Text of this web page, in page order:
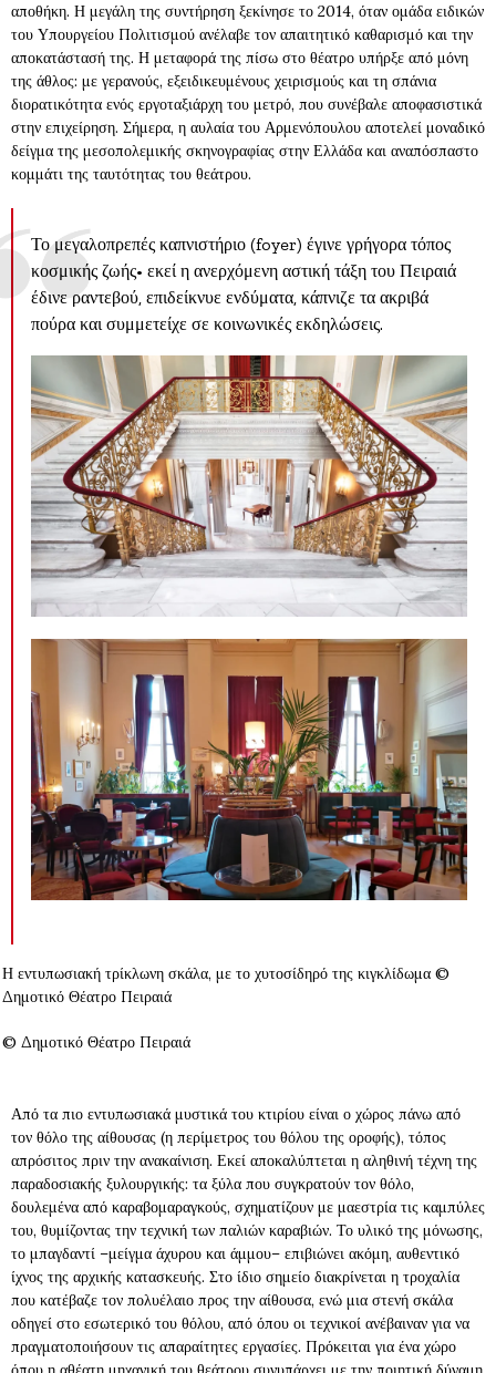
αποθήκη. Η μεγάλη της συντήρηση ξεκίνησε το 2014, όταν ομάδα ειδικών
του Υπουργείου Πολιτισμού ανέλαβε τον απαιτητικό καθαρισμό και την
αποκατάστασή της. Η μεταφορά της πίσω στο θέατρο υπήρξε από μόνη
της άθλος: με γερανούς, εξειδικευμένους χειρισμούς και τη σπάνια
διορατικότητα ενός εργοταξιάρχη του μετρό, που συνέβαλε αποφασιστικά
στην επιχείρηση. Σήμερα, η αυλαία του Αρμενόπουλου αποτελεί μοναδικό
δείγμα της μεσοπολεμικής σκηνογραφίας στην Ελλάδα και αναπόσπαστο
κομμάτι της ταυτότητας του θεάτρου.
Το μεγαλοπρεπές καπνιστήριο (foyer) έγινε γρήγορα τόπος
κοσμικής ζωής• εκεί η ανερχόμενη αστική τάξη του Πειραιά
έδινε ραντεβού, επιδείκνυε ενδύματα, κάπνιζε τα ακριβά
πούρα και συμμετείχε σε κοινωνικές εκδηλώσεις.
Η εντυπωσιακή τρίκλωνη σκάλα, με το χυτοσίδηρό της κιγκλίδωμα ©
Δημοτικό Θέατρο Πειραιά
© Δημοτικό Θέατρο Πειραιά
Από τα πιο εντυπωσιακά μυστικά του κτιρίου είναι ο χώρος πάνω από
τον θόλο της αίθουσας (η περίμετρος του θόλου της οροφής), τόπος
απρόσιτος πριν την ανακαίνιση. Εκεί αποκαλύπτεται η αληθινή τέχνη της
παραδοσιακής ξυλουργικής: τα ξύλα που συγκρατούν τον θόλο,
δουλεμένα από καραβομαραγκούς, σχηματίζουν με μαεστρία τις καμπύλες
του, θυμίζοντας την τεχνική των παλιών καραβιών. Το υλικό της μόνωσης,
το μπαγδαντί –μείγμα άχυρου και άμμου– επιβιώνει ακόμη, αυθεντικό
ίχνος της αρχικής κατασκευής. Στο ίδιο σημείο διακρίνεται η τροχαλία
που κατέβαζε τον πολυέλαιο προς την αίθουσα, ενώ μια στενή σκάλα
οδηγεί στο εσωτερικό του θόλου, από όπου οι τεχνικοί ανέβαιναν για να
πραγματοποιήσουν τις απαραίτητες εργασίες. Πρόκειται για ένα χώρο